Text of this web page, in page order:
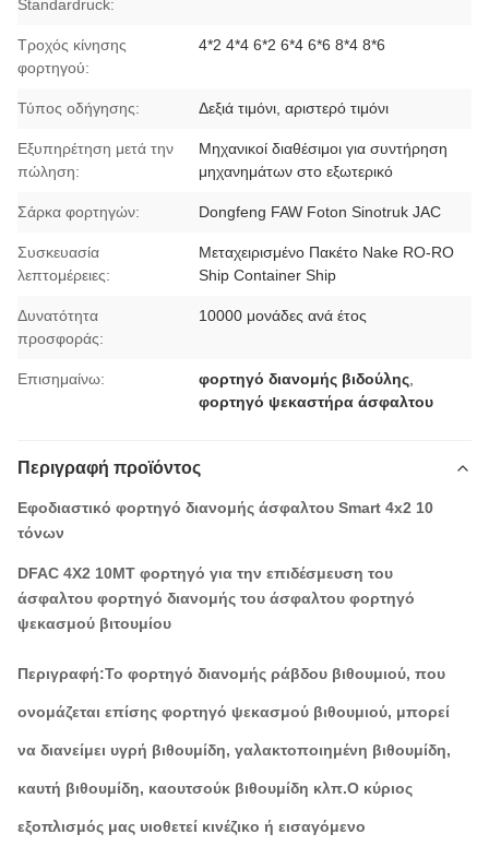
Standardruck:
Τροχός κίνησης
φορτηγού:
4*2 4*4 6*2 6*4 6*6 8*4 8*6
Τύπος οδήγησης: Δεξιά τιμόνι, αριστερό τιμόνι
Εξυπηρέτηση μετά την
πώληση:
Μηχανικοί διαθέσιμοι για συντήρηση
μηχανημάτων στο εξωτερικό
Σάρκα φορτηγών: Dongfeng FAW Foton Sinotruk JAC
Συσκευασία
λεπτομέρειες:
Μεταχειρισμένο Πακέτο Nake RO-RO
Ship Container Ship
Δυνατότητα
προσφοράς:
10000 μονάδες ανά έτος
Επισημαίνω: φορτηγό διανομής βιδούλης
φορτηγό ψεκαστήρα άσφαλτου
Περιγραφή προϊόντος
Εφοδιαστικό φορτηγό διανομής άσφαλτου Smart 4x2 10
τόνων
DFAC 4X2 10MT φορτηγό για την επιδέσμευση του
άσφαλτου φορτηγό διανομής του άσφαλτου φορτηγό
ψεκασμού βιτουμίου
Περιγραφή:Το φορτηγό διανομής ράβδου βιθουμιού, που
ονομάζεται επίσης φορτηγό ψεκασμού βιθουμιού, μπορεί
να διανείμει υγρή βιθουμίδη, γαλακτοποιημένη βιθουμίδη,
καυτή βιθουμίδη, καουτσούκ βιθουμίδη κλπ.Ο κύριος
εξοπλισμός μας υιοθετεί κινέζικο ή εισαγόμενο